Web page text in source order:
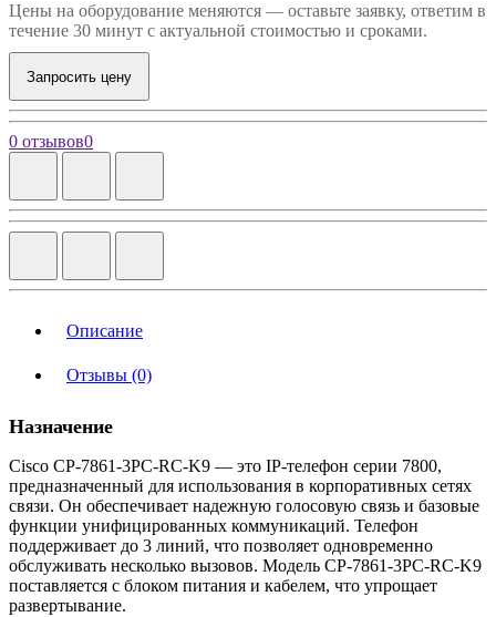
Цены на оборудование меняются — оставьте заявку, ответим в
течение 30 минут с актуальной стоимостью и сроками.
Запросить цену
0 отзывов0
Описание
Отзывы (0)
Назначение
Cisco CP-7861-3PC-RC-K9 — это IP-телефон серии 7800,
предназначенный для использования в корпоративных сетях
связи. Он обеспечивает надежную голосовую связь и базовые
функции унифицированных коммуникаций. Телефон
поддерживает до 3 линий, что позволяет одновременно
обслуживать несколько вызовов. Модель CP-7861-3PC-RC-K9
поставляется с блоком питания и кабелем, что упрощает
развертывание.